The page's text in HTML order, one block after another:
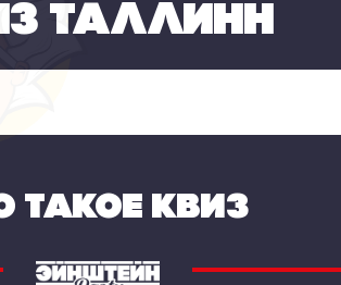
ТАЛЛИНН
ТАКОЕ КВИЗ